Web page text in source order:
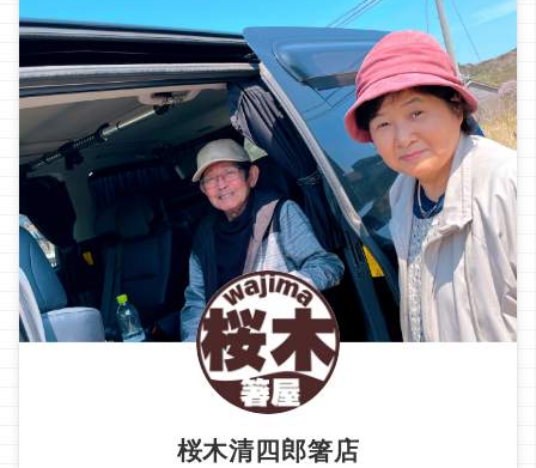
桜木清四郎箸店